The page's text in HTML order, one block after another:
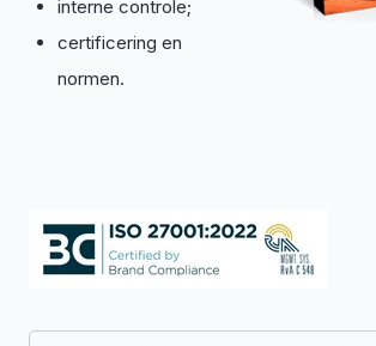
interne controle;
certificering en
normen.